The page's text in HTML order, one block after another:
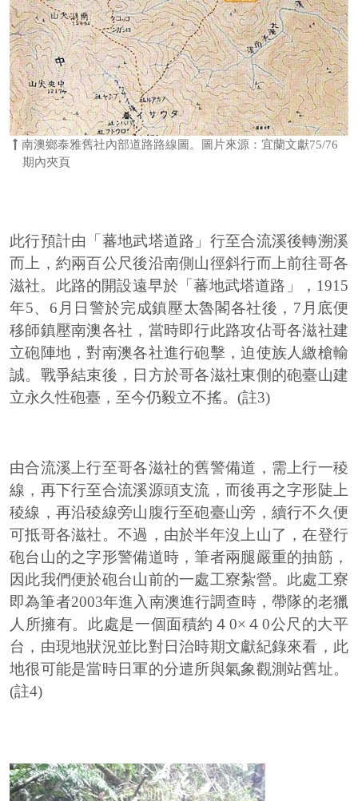
南澳鄉泰雅舊社內部道路路線圖。圖片來源：宜蘭文獻75/76
期內夾頁
此行預計由「蕃地武塔道路」行至合流溪後轉溯溪
而上，約兩百公尺後沿南側山徑斜行而上前往哥各
滋社。此路的開設遠早於「蕃地武塔道路」，1915
年5、6月日警於完成鎮壓太魯閣各社後，7月底便
移師鎮壓南澳各社，當時即行此路攻佔哥各滋社建
立砲陣地，對南澳各社進行砲擊，迫使族人繳槍輸
誠。戰爭結束後，日方於哥各滋社東側的砲臺山建
立永久性砲臺，至今仍毅立不搖。(註3)
由合流溪上行至哥各滋社的舊警備道，需上行一稜
線，再下行至合流溪源頭支流，而後再之字形陡上
稜線，再沿稜線旁山腹行至砲臺山旁，續行不久便
可抵哥各滋社。不過，由於半年沒上山了，在登行
砲台山的之字形警備道時，筆者兩腿嚴重的抽筋，
因此我們便於砲台山前的一處工寮紮營。此處工寮
即為筆者2003年進入南澳進行調查時，帶隊的老獵
人所擁有。此處是一個面積約４0×４0公尺的大平
台，由現地狀況並比對日治時期文獻紀錄來看，此
地很可能是當時日軍的分遣所與氣象觀測站舊址。
(註4)